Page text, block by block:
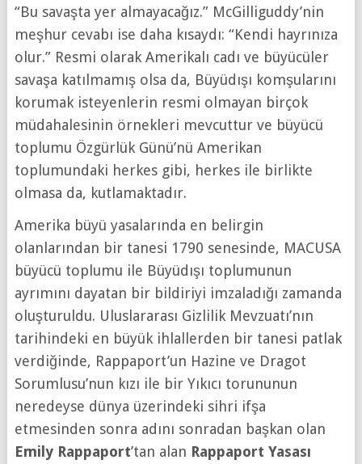
“Bu savaşta yer almayacağız.” McGilliguddy’nin
meşhur cevabı ise daha kısaydı: “Kendi hayrınıza
olur.” Resmi olarak Amerikalı cadı ve büyücüler
savaşa katılmamış olsa da, Büyüdışı komşularını
korumak isteyenlerin resmi olmayan birçok
müdahalesinin örnekleri mevcuttur ve büyücü
toplumu Özgürlük Günü’nü Amerikan
toplumundaki herkes gibi, herkes ile birlikte
olmasa da, kutlamaktadır.
Amerika büyü yasalarında en belirgin
olanlarından bir tanesi 1790 senesinde, MACUSA
büyücü toplumu ile Büyüdışı toplumunun
ayrımını dayatan bir bildiriyi imzaladığı zamanda
oluşturuldu. Uluslararası Gizlilik Mevzuatı’nın
tarihindeki en büyük ihlallerden bir tanesi patlak
verdiğinde, Rappaport’un Hazine ve Dragot
Sorumlusu’nun kızı ile bir Yıkıcı torununun
neredeyse dünya üzerindeki sihri ifşa
etmesinden sonra adını sonradan başkan olan
Emily Rappaport’tan alan Rappaport Yasası